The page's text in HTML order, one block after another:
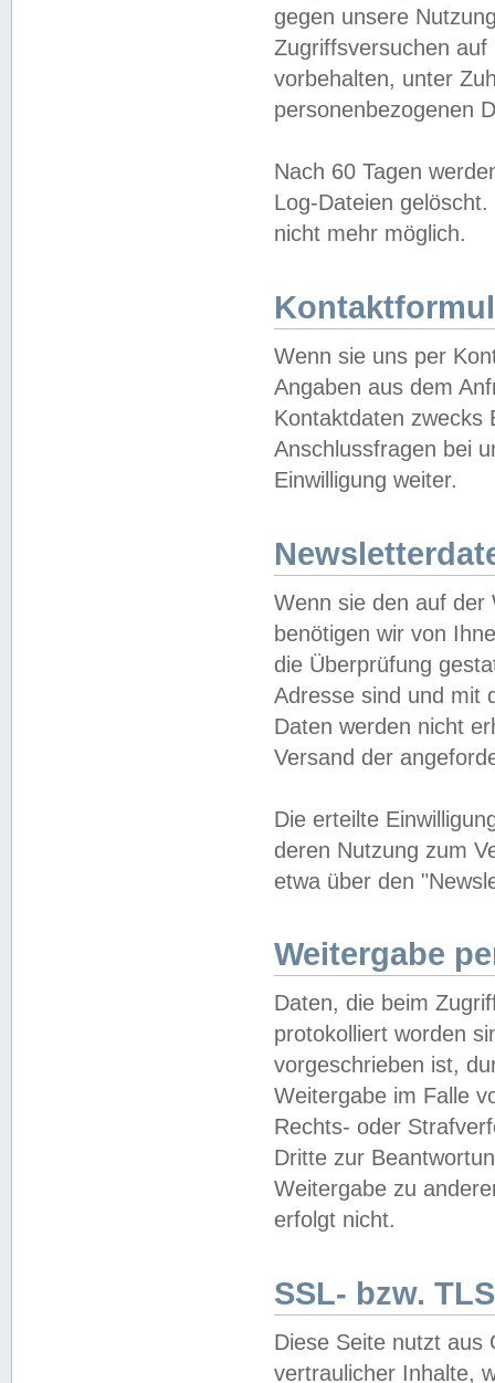
gegen unsere
Zugriffsversuchen
vorbehalten, unter
personenbezogenen
Nach 60 Tagen
Log-Dateien
nicht mehr möglich.
Wenn sie uns per
Angaben aus dem
Kontaktdaten zwecks
Anschlussfragen bei
Einwilligung weiter.
Wenn sie den auf der
benötigen wir von
die Überprüfung
Adresse sind und mit
Daten werden nicht
Versand der
Die erteilte
deren Nutzung zum
etwa über den
Weitergabe
Daten, die beim
protokolliert worden
vorgeschrieben ist,
Weitergabe im Falle
Rechts- oder
Dritte zur
Weitergabe zu
erfolgt nicht.
SSL- bzw.
Diese Seite nutzt aus
vertraulicher Inhalte,